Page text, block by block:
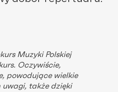
Muzyki Polskiej
Oczywiście,
powodujące wielkie
uwagi, także dzięki